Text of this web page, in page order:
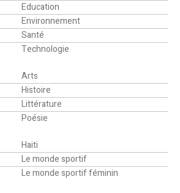
Education
Environnement
Santé
Technologie
Arts
Histoire
Littérature
Poésie
Haiti
Le monde sportif
Le monde sportif féminin